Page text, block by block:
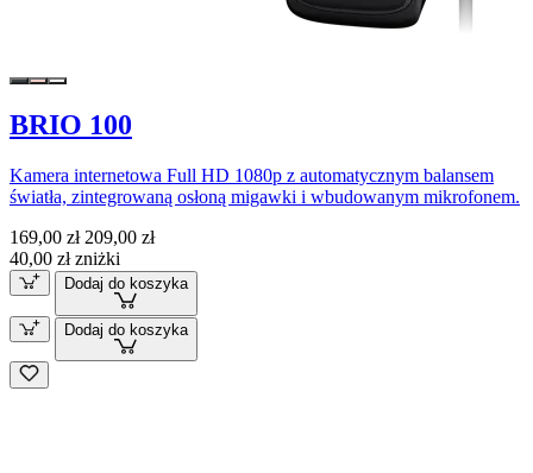
BRIO 100
Kamera internetowa Full HD 1080p z automatycznym balansem
światła, zintegrowaną osłoną migawki i wbudowanym mikrofonem.
169,00 zł 209,00 zł
40,00 zł zniżki
Dodaj do koszyka
Dodaj do koszyka